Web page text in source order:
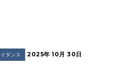
ダンス 2025年 10月 30日